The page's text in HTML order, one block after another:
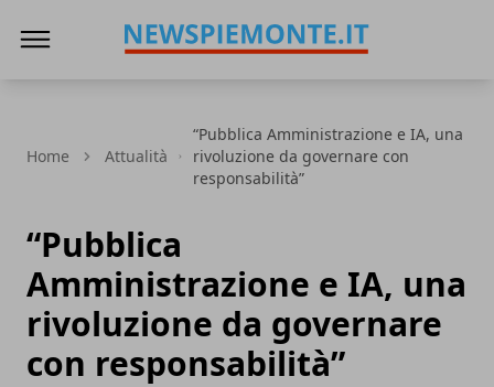
Home Attualità
“Pubblica Amministrazione e IA, una
rivoluzione da governare con
responsabilità”
“Pubblica
Amministrazione e IA, una
rivoluzione da governare
con responsabilità”